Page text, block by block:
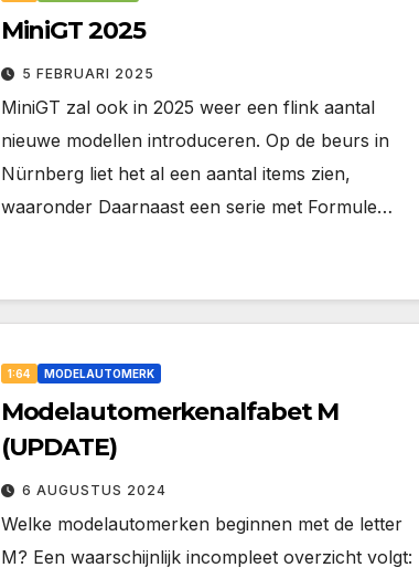
MiniGT 2025
5 FEBRUARI 2025
MiniGT zal ook in 2025 weer een flink aantal
nieuwe modellen introduceren. Op de beurs in
Nürnberg liet het al een aantal items zien,
waaronder Daarnaast een serie met Formule…
1:64 MODELAUTOMERK
Modelautomerkenalfabet M
(UPDATE)
6 AUGUSTUS 2024
Welke modelautomerken beginnen met de letter
M? Een waarschijnlijk incompleet overzicht volgt: